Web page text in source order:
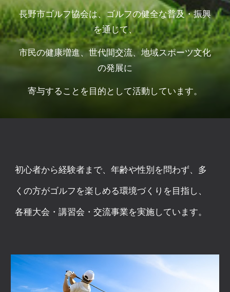
長野市ゴルフ協会は、ゴルフの健全な普及・振興
を通じて、
市民の健康増進、世代間交流、地域スポーツ文化
の発展に
寄与することを目的として活動しています。
初心者から経験者まで、年齢や性別を問わず、多
くの方がゴルフを楽しめる環境づくりを目指し、
各種大会・講習会・交流事業を実施しています。